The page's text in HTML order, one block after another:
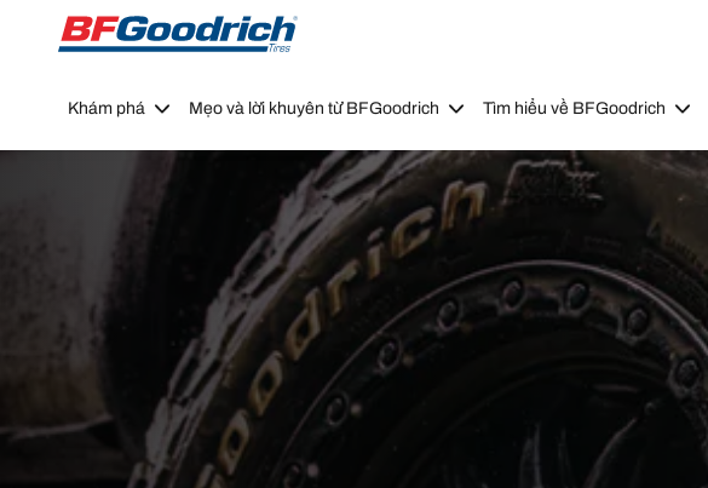
Go to page content
Go to page navigation
Khám phá Mẹo và lời khuyên từ BFGoodrich Tìm hiểu về BFGoodrich